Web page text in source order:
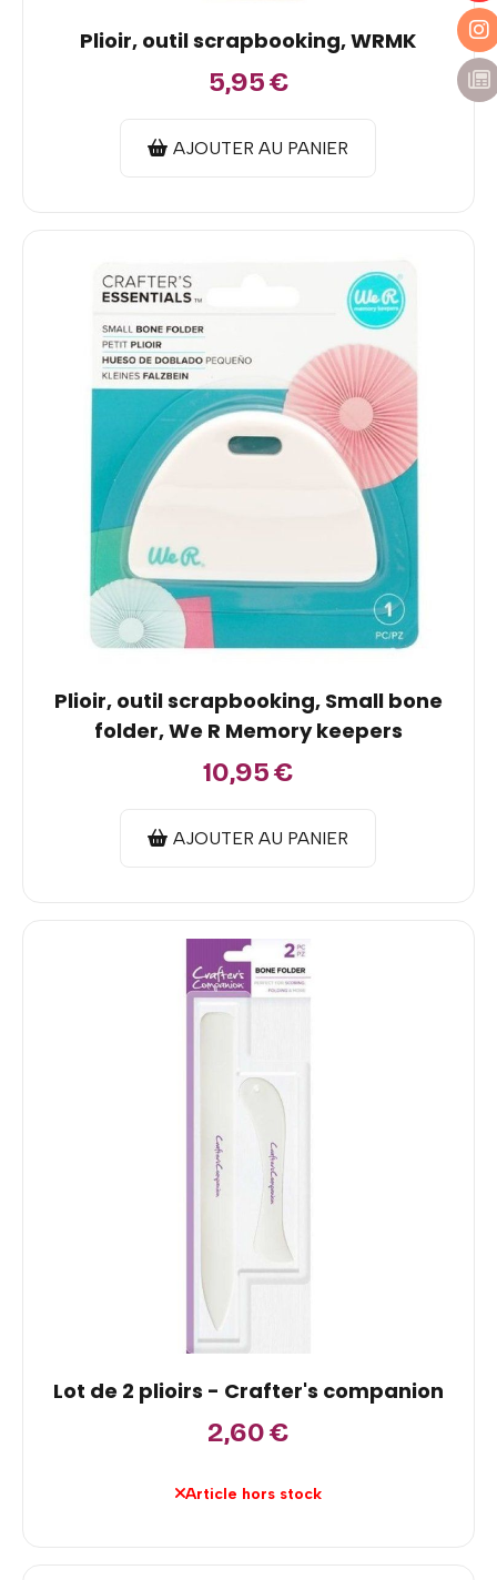
Plioir, outil scrapbooking, WRMK
5,95€
AJOUTER AU PANIER
Plioir, outil scrapbooking, Small bone
folder, We R Memory keepers
10,95€
AJOUTER AU PANIER
Lot de 2 plioirs - Crafter's companion
2,60€
Article hors stock